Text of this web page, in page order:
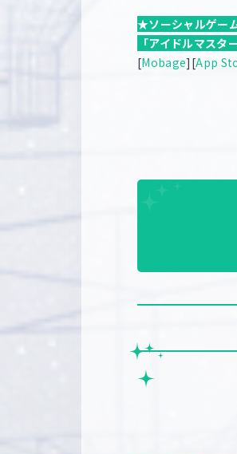
★ソーシャルゲー
「アイドルマスタ
[Mobage][App